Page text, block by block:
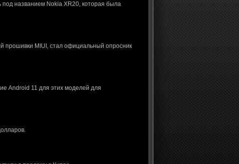
названием Nokia XR20, которая была
прошивки MIUI, стал официальный опросник
Android 11 для этих моделей для